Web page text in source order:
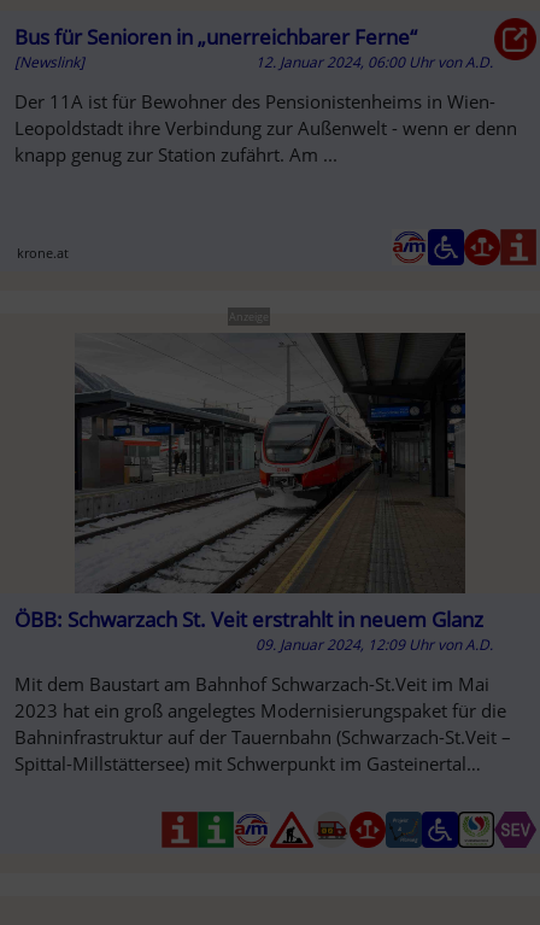
Bus für Senioren in „unerreichbarer Ferne“
[Newslink] 12. Januar 2024, 06:00 Uhr vonA.D.
Der 11A ist für Bewohner des Pensionistenheims in Wien-
Leopoldstadt ihre Verbindung zur Außenwelt - wenn er denn
knapp genug zur Station zufährt. Am ...
krone.at
Anzeige
ÖBB: Schwarzach St. Veit erstrahlt in neuem Glanz
09. Januar 2024, 12:09 Uhr vonA.D.
Mit dem Baustart am Bahnhof Schwarzach-St.Veit im Mai
2023 hat ein groß angelegtes Modernisierungspaket für die
Bahninfrastruktur auf der Tauernbahn (Schwarzach-St.Veit –
Spittal-Millstättersee) mit Schwerpunkt im Gasteinertal